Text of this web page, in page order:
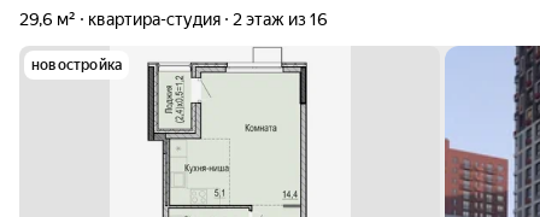
29,6 м²
квартира-студия 2 этаж из 16
новостройка